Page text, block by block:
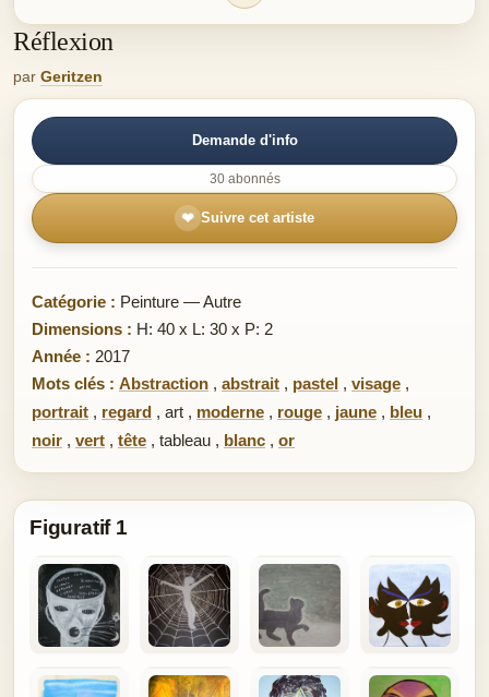
Réflexion
par Geritzen
Demande d'info
30 abonnés
❤ Suivre cet artiste
Catégorie : Peinture — Autre
Dimensions : H: 40 x L: 30 x P: 2
Année : 2017
Mots clés : Abstraction , abstrait , pastel , visage ,
portrait , regard , art , moderne , rouge , jaune , bleu ,
noir , vert , tête , tableau , blanc , or
Figuratif 1